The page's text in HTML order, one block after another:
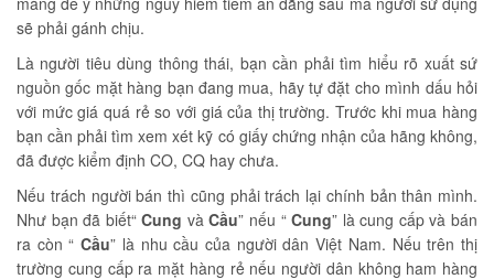
sẽ phải gánh chịu.
Là người tiêu dùng thông thái, bạn cần phải tìm hiểu rõ xuất sứ
nguồn gốc mặt hàng bạn đang mua, hãy tự đặt cho mình dấu hỏi
với mức giá quá rẻ so với giá của thị trường. Trước khi mua hàng
bạn cần phải tìm xem xét kỹ có giấy chứng nhận của hãng không,
đã được kiểm định CO, CQ hay chưa.
Nếu trách người bán thì cũng phải trách lại chính bản thân mình.
Như bạn đã biết“Cung vàCầu” nếu “Cung” là cung cấp và bán
ra còn “Cầu” là nhu cầu của người dân Việt Nam. Nếu trên thị
trường cung cấp ra mặt hàng rẻ nếu người dân không ham hàng